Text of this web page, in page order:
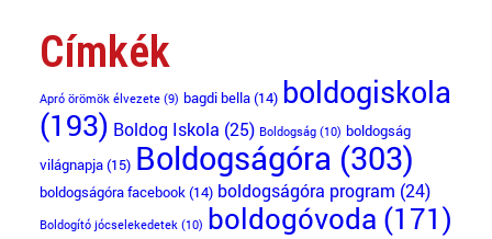
Címkék
Apró örömök élvezete(9) bagdi bella(14) boldogiskola
(193) Boldog Iskola (25) Boldogság(10) boldogság
világnapja(15) Boldogságóra (303)
boldogságóra facebook(14) boldogságóra program (24)
Boldogító jócselekedetek(10) boldogóvoda (171)